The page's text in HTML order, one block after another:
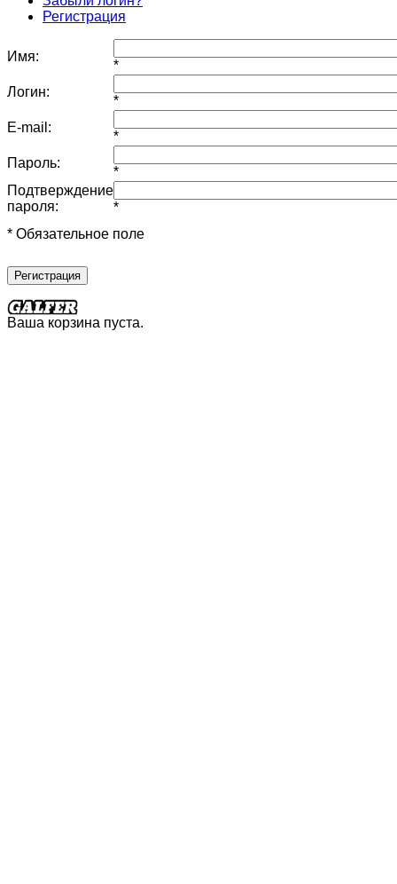
Регистрация
Имя:
*
Логин:
*
E-mail:
*
Пароль:
*
Подтверждение
пароля:
*
* Обязательное поле
Регистрация
Ваша корзина пуста.